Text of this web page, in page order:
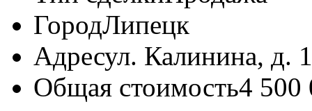
ГородЛипецк
Адресул. Калинина, д.
Общая стоимость4 500